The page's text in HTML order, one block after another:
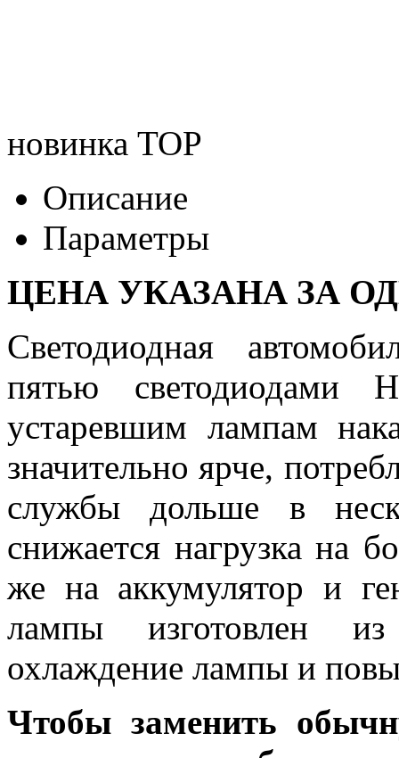
новинка TOP
Описание
Параметры
ЦЕНА УКАЗАНА ЗА
Светодиодная
пятью светодиодами
устаревшим лампам
значительно ярче,
службы дольше в
снижается нагрузка на
же на аккумулятор и
лампы изготовлен
охлаждение лампы и
Чтобы заменить